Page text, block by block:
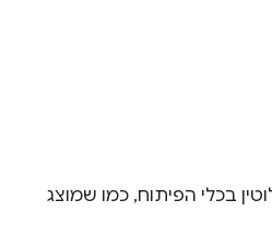
בכלי הפיתוח, כמו שמוצג